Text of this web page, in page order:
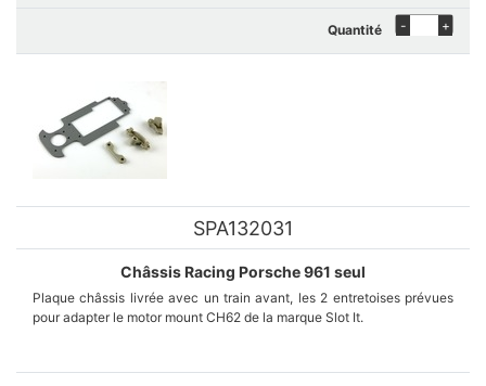
Quantité - +
SPA132031
Châssis Racing Porsche 961 seul
Plaque châssis livrée avec un train avant, les 2 entretoises prévues
pour adapter le motor mount CH62 de la marque Slot It.